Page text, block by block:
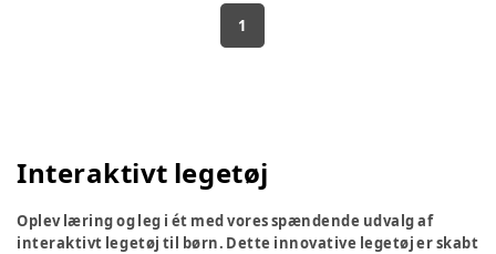
1
Interaktivt legetøj
Oplev læring og leg i ét med vores spændende udvalg af
interaktivt legetøj til børn. Dette innovative legetøj er skabt